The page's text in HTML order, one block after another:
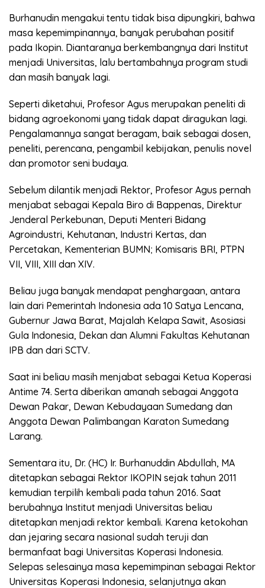
Burhanudin mengakui tentu tidak bisa dipungkiri, bahwa
masa kepemimpinannya, banyak perubahan positif
pada Ikopin. Diantaranya berkembangnya dari Institut
menjadi Universitas, lalu bertambahnya program studi
dan masih banyak lagi.
Seperti diketahui, Profesor Agus merupakan peneliti di
bidang agroekonomi yang tidak dapat diragukan lagi.
Pengalamannya sangat beragam, baik sebagai dosen,
peneliti, perencana, pengambil kebijakan, penulis novel
dan promotor seni budaya.
Sebelum dilantik menjadi Rektor, Profesor Agus pernah
menjabat sebagai Kepala Biro di Bappenas, Direktur
Jenderal Perkebunan, Deputi Menteri Bidang
Agroindustri, Kehutanan, Industri Kertas, dan
Percetakan, Kementerian BUMN; Komisaris BRI, PTPN
VII, VIII, XIII dan XIV.
Beliau juga banyak mendapat penghargaan, antara
lain dari Pemerintah Indonesia ada 10 Satya Lencana,
Gubernur Jawa Barat, Majalah Kelapa Sawit, Asosiasi
Gula Indonesia, Dekan dan Alumni Fakultas Kehutanan
IPB dan dari SCTV.
Saat ini beliau masih menjabat sebagai Ketua Koperasi
Antime 74. Serta diberikan amanah sebagai Anggota
Dewan Pakar, Dewan Kebudayaan Sumedang dan
Anggota Dewan Palimbangan Karaton Sumedang
Larang.
Sementara itu, Dr. (HC) Ir. Burhanuddin Abdullah, MA
ditetapkan sebagai Rektor IKOPIN sejak tahun 2011
kemudian terpilih kembali pada tahun 2016. Saat
berubahnya Institut menjadi Universitas beliau
ditetapkan menjadi rektor kembali. Karena ketokohan
dan jejaring secara nasional sudah teruji dan
bermanfaat bagi Universitas Koperasi Indonesia.
Selepas selesainya masa kepemimpinan sebagai Rektor
Universitas Koperasi Indonesia, selanjutnya akan